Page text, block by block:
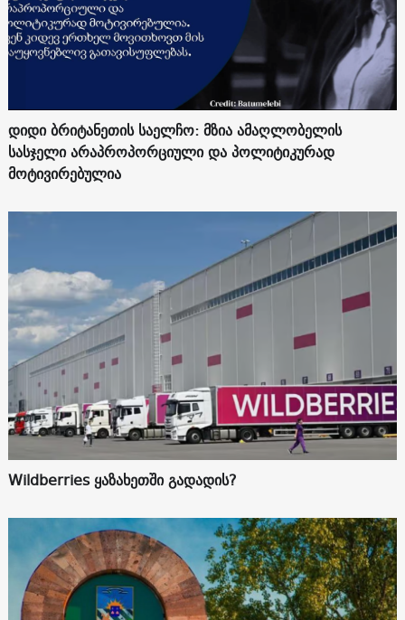
დიდი ბრიტანეთის საელჩო: მზია ამაღლობელის
სასჯელი არაპროპორციული და პოლიტიკურად
მოტივირებულია
Wildberries ყაზახეთში გადადის?